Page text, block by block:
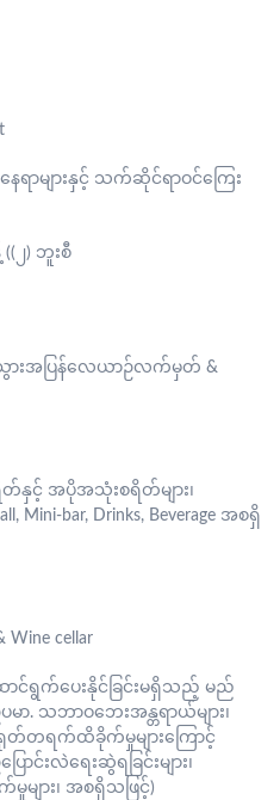
နားယူအိပ်စက်ကြပါမည်။
ေရာများနှင့် သက်ဆိုင်ရာဝင်ကြေး
၂) ဘူးစီ
ားအပြန်လေယာဉ်လက်မှတ် &
င့် အပိုအသုံးစရိတ်များ၊
Mini-bar, Drinks, Beverage အစရှိ
Wine cellar
င်ရွက်ပေးနိုင်ခြင်းမရှိသည့် မည်
. သဘာဝဘေးအန္တရာယ်များ၊
ရုတ်တရက်ထိခိုက်မှုများကြောင့်
ာင်းလဲရေးဆွဲရခြင်းများ၊
များ၊ အစရှိသဖြင့်)